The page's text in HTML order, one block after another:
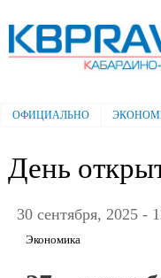
Электронная газета
Балкарская правда"
Главное меню
ОФИЦИАЛЬНО
День
30 сентября, 2025 -
Экономика